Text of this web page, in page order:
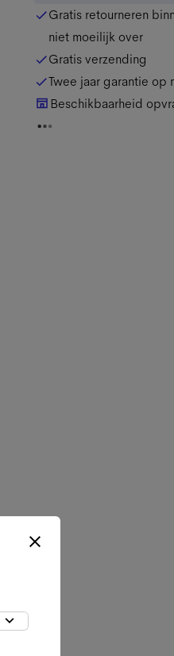
Gratis retourneren
niet moeilijk over
Gratis verzending
Twee jaar garantie op
Beschikbaarheid